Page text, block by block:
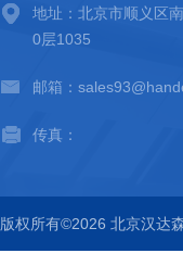
地址：北京市顺义区
0层1035
邮箱：
传真：
版权所有©2026 北京汉达